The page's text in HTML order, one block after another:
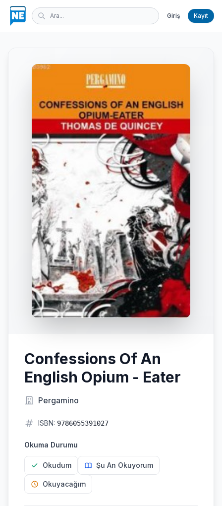
Giriş Kayıt
Confessions Of An
English Opium - Eater
Pergamino
ISBN: 9786055391027
Okuma Durumu
Okudum Şu An Okuyorum
Okuyacağım